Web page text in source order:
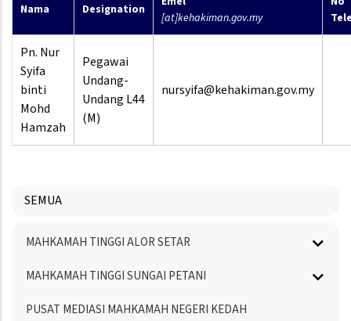
Nama Designation
[at]kehakiman.gov.my
Pn. Nur
Syifa
binti
Mohd
Hamzah
Pegawai
Undang-
Undang L44
(M)
nursyifa@kehakiman.gov.my
SEMUA
Menu
MAHKAMAH TINGGI ALOR SETAR
MAHKAMAH TINGGI SUNGAI PETANI
PUSAT MEDIASI MAHKAMAH NEGERI KEDAH